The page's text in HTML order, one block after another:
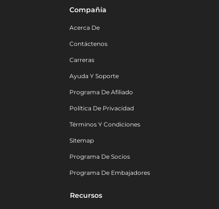
Compañía
Acerca De
Contáctenos
Carreras
Ayuda Y Soporte
Programa De Afiliado
Política De Privacidad
Términos Y Condiciones
Sitemap
Programa De Socios
Programa De Embajadores
Recursos